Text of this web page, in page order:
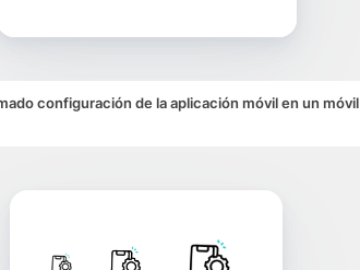
configuración de la aplicación móvil en un móvil